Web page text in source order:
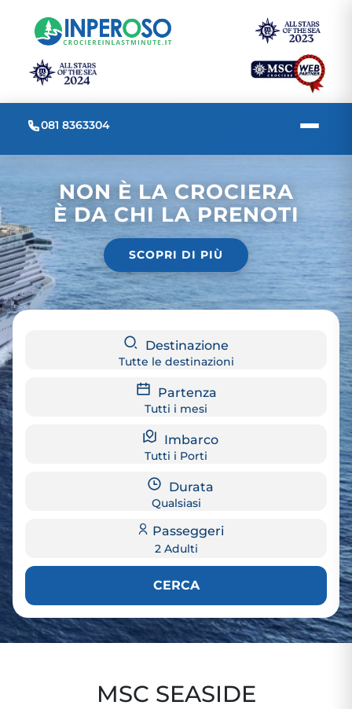
081 8363304
NON È LA CROCIERA
È DA CHI LA PRENOTI
SCOPRI DI PIÙ
Destinazione
Tutte le destinazioni
Partenza
Tutti i mesi
Imbarco
Tutti i Porti
Durata
Qualsiasi
Passeggeri
2 Adulti
CERCA
MSC SEASIDE